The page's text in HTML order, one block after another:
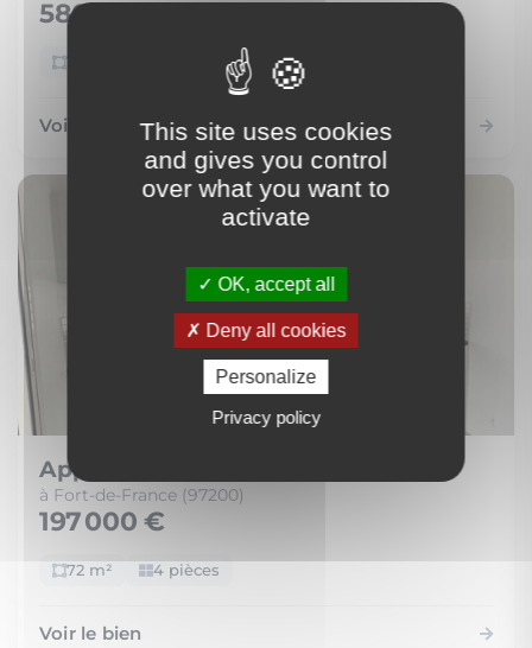
580 000 €
166 m²
Voir le bien
Appartement
à Fort-de-France (97200)
197 000 €
72 m² 4 pièces
Voir le bien
This site uses cookies
and gives you control
over what you want to
activate
OK, accept all
Deny all cookies
Personalize
Privacy policy